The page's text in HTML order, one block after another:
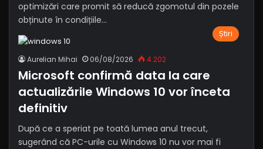
optimizări care promit să reducă zgomotul din pozele
obținute în condițiile…
Știri
Aurelian Mihai 06/08/2026 4.202
Microsoft confirmă data la care
actualizările Windows 10 vor înceta
definitiv
După ce a speriat pe toată lumea anul trecut,
sugerând că PC-urile cu Windows 10 nu vor mai fi